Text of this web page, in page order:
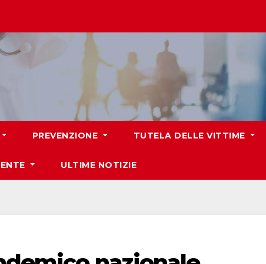
PREVENZIONE TUTELA DELLE VITTIME
ULTIME NOTIZIE